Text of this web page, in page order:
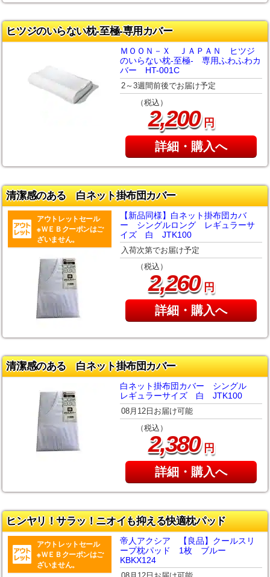
ヒツジのいらない枕‐至極‐専用カバー
ＭＯＯＮ－Ｘ ＪＡＰＡＮ ヒツジ
のいらない枕‐至極‐ 専用ふわふわカ
バー HT-001C
2～3週間前後でお届け予定
（税込）
2,200円
詳細・購入へ
清潔感のある 白ネット掛布団カバー
アウトレットセール
※ＷＥＢクーポンはご
ざいません。
【新品同様】白ネット掛布団カバ
ー シングルロング レギュラーサ
イズ 白 JTK100
入荷次第でお届け予定
（税込）
2,260円
詳細・購入へ
清潔感のある 白ネット掛布団カバー
白ネット掛布団カバー シングル
レギュラーサイズ 白 JTK100
08月12日お届け可能
（税込）
2,380円
詳細・購入へ
ヒンヤリ！サラッ！ニオイも抑える快適枕パッド
アウトレットセール
※ＷＥＢクーポンはご
ざいません。
帝人アクシア 【良品】クールスリ
ープ枕パッド 1枚 ブルー
KBKX124